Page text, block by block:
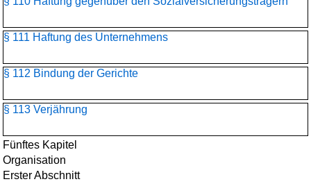
§ 111 Haftung des Unternehmens
§ 112 Bindung der Gerichte
§ 113 Verjährung
Fünftes Kapitel
Organisation
Erster Abschnitt